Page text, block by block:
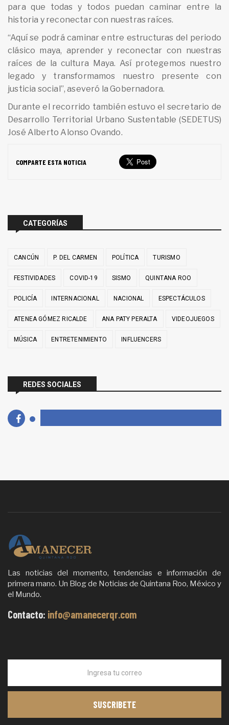
para que todas y todos puedan caminar entre la
historia y reconectar con nuestras raíces.
“Aquí se podrá caminar entre estructuras del periodo
clásico maya, aprender y reconectar con nuestras
raíces de la cultura Maya. Así protegemos nuestro
legado y transformamos nuestro presente con
justicia social”, aseveró la Gobernadora.
Durante el recorrido también estuvo el secretario de
Desarrollo Territorial Urbano Sustentable (SEDETUS)
José Alberto Alonso Ovando.
COMPARTE ESTA NOTICIA
CATEGORÍAS
CANCÚN P. DEL CARMEN POLÍTICA TURISMO
FESTIVIDADES COVID-19 SISMO QUINTANA ROO
POLICÍA INTERNACIONAL NACIONAL ESPECTÁCULOS
ATENEA GÓMEZ RICALDE ANA PATY PERALTA VIDEOJUEGOS
MÚSICA ENTRETENIMIENTO INFLUENCERS
REDES SOCIALES
Las noticias del momento, tendencias e información de
primera mano. Un Blog de Noticias de Quintana Roo, México y
el Mundo.
Contacto: info@amanecerqr.com